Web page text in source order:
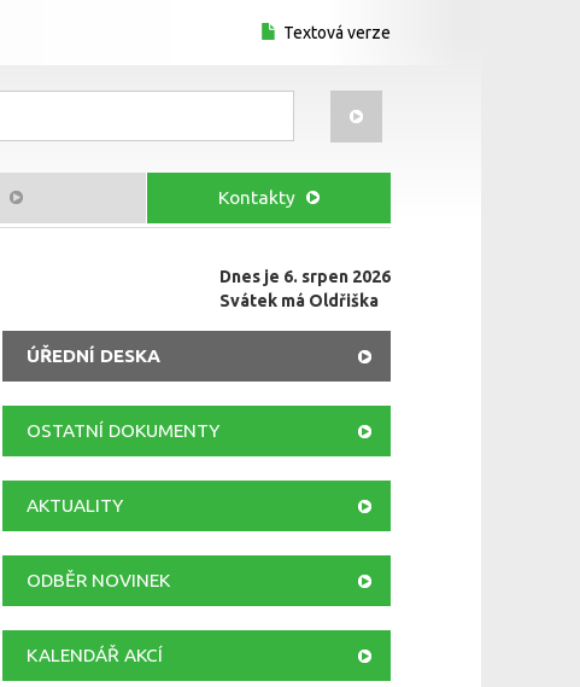
Textová verze
Kontakty
Dnes je 6. srpen 2026
Svátek má Oldřiška
ÚŘEDNÍ DESKA
OSTATNÍ DOKUMENTY
AKTUALITY
ODBĚR NOVINEK
KALENDÁŘ AKCÍ